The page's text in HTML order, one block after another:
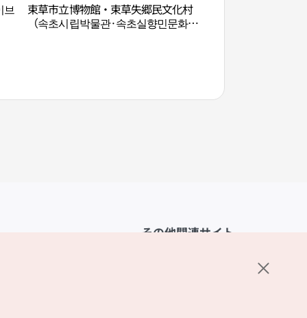
브
束草市立博物館・束草失郷民文化村
（속초시립박물관·속초실향민문화
その他関連サイト